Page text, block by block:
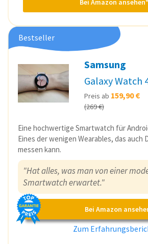
Bei Amazon ansehen*
Bestseller
Samsung
Galaxy Watch
Preis ab 159,90 €
(269 €)
Eine hochwertige Smartwatch für
Eines der wenigen Wearables, das auch
messen kann.
"Hat alles, was man von einer
Smartwatch erwartet."
Bei Amazon
Zum